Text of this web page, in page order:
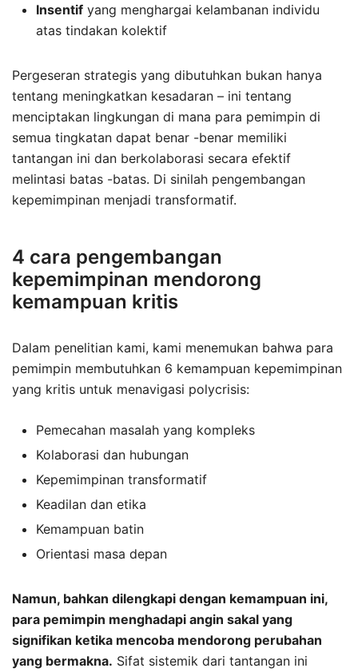
Insentif yang menghargai kelambanan individu
atas tindakan kolektif
Pergeseran strategis yang dibutuhkan bukan hanya
tentang meningkatkan kesadaran – ini tentang
menciptakan lingkungan di mana para pemimpin di
semua tingkatan dapat benar -benar memiliki
tantangan ini dan berkolaborasi secara efektif
melintasi batas -batas. Di sinilah pengembangan
kepemimpinan menjadi transformatif.
4 cara pengembangan
kepemimpinan mendorong
kemampuan kritis
Dalam penelitian kami, kami menemukan bahwa para
pemimpin membutuhkan 6 kemampuan kepemimpinan
yang kritis untuk menavigasi polycrisis:
Pemecahan masalah yang kompleks
Kolaborasi dan hubungan
Kepemimpinan transformatif
Keadilan dan etika
Kemampuan batin
Orientasi masa depan
Namun, bahkan dilengkapi dengan kemampuan ini,
para pemimpin menghadapi angin sakal yang
signifikan ketika mencoba mendorong perubahan
yang bermakna. Sifat sistemik dari tantangan ini